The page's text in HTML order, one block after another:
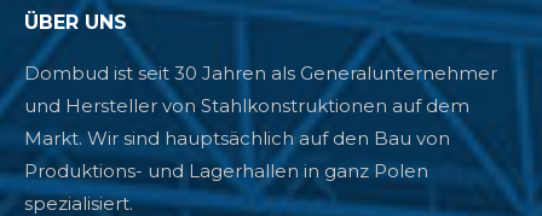
ÜBER UNS
Dombud ist seit 30 Jahren als Generalunternehmer
und Hersteller von Stahlkonstruktionen auf dem
Markt. Wir sind hauptsächlich auf den Bau von
Produktions- und Lagerhallen in ganz Polen
spezialisiert.